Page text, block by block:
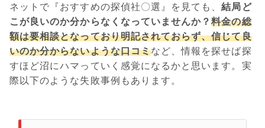
ネットで『おすすめの探偵社〇選』を見ても、結局ど
こが良いのか分からなくなっていませんか？料金の総
額は要相談となっており明記されておらず、信じて良
いのか分からないような口コミなど、情報を探せば探
すほど沼にハマっていく感覚になるかと思います。実
際以下のような失敗事例もあります。